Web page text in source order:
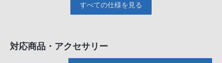
すべての仕様を見る
対応商品・アクセサリー